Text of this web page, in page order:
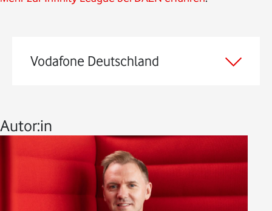
Vodafone Deutschland
Autor:in